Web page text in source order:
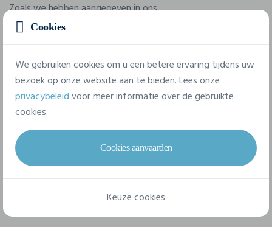
Zoals we hebben aangegeven in ons
artikel over aangepaste bobs
oorsprong van de bucket hat te achterhalen. Dat heeft de
grootste internationale merken er echter niet van
weerhouden om
bucket hats te laten
bedrukken voor hun
communicatie.
Ontvang een gratis offerte
Bucket hatsbedrukken voor
Cookies
We gebruiken cookies om u een betere ervaring tijdens uw
bezoek op onze website aan te bieden. Lees onze
privacybeleidvoor meer informatie over de gebruikte
cookies.
Cookies aanvaarden
Keuze cookies